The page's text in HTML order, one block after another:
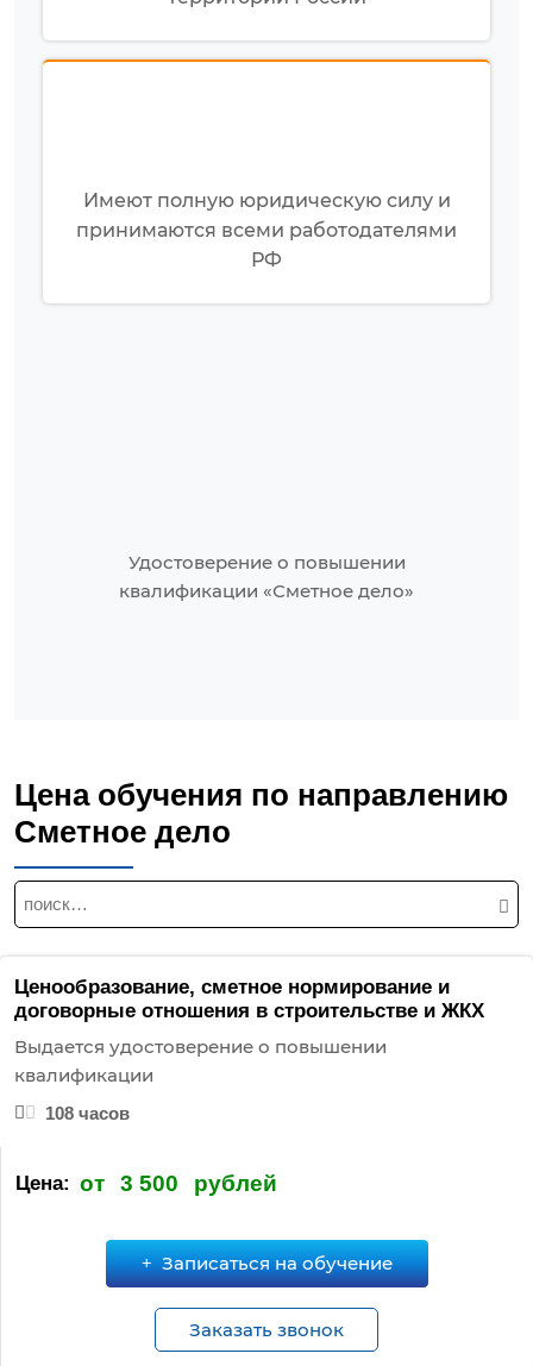
Имеют полную юридическую силу и
принимаются всеми работодателями
РФ
Удостоверение о повышении
квалификации «Сметное дело»
Цена обучения по направлению
Сметное дело
Н
а
й
т
и
:
Ценообразование, сметное нормирование и
договорные отношения в строительстве и ЖКХ
Выдается удостоверение о повышении
квалификации
108 часов
Цена: от 3 500 рублей
Записаться на обучение
Заказать звонок